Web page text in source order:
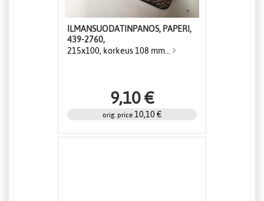
ILMANSUODATINPANOS, PAPERI,
439-2760,
215x100, korkeus 108 mm...
9,10 €
orig. price 10,10 €